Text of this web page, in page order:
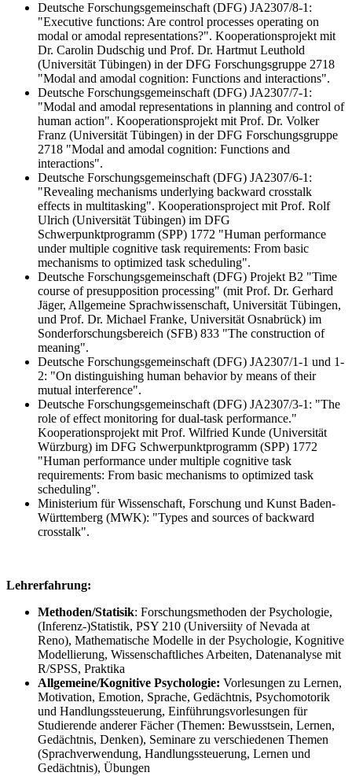
Deutsche Forschungsgemeinschaft (DFG) JA2307/8-1:
"Executive functions: Are control processes operating on
modal or amodal representations?". Kooperationsprojekt mit
Dr. Carolin Dudschig und Prof. Dr. Hartmut Leuthold
(Universität Tübingen) in der DFG Forschungsgruppe 2718
"Modal and amodal cognition: Functions and interactions".
Deutsche Forschungsgemeinschaft (DFG) JA2307/7-1:
"Modal and amodal representations in planning and control of
human action". Kooperationsprojekt mit Prof. Dr. Volker
Franz (Universität Tübingen) in der DFG Forschungsgruppe
2718 "Modal and amodal cognition: Functions and
interactions".
Deutsche Forschungsgemeinschaft (DFG) JA2307/6-1:
"Revealing mechanisms underlying backward crosstalk
effects in multitasking". Kooperationsproject mit Prof. Rolf
Ulrich (Universität Tübingen) im DFG
Schwerpunktprogramm (SPP) 1772 "Human performance
under multiple cognitive task requirements: From basic
mechanisms to optimized task scheduling".
Deutsche Forschungsgemeinschaft (DFG) Projekt B2 "Time
course of presupposition processing" (mit Prof. Dr. Gerhard
Jäger, Allgemeine Sprachwissenschaft, Universität Tübingen,
und Prof. Dr. Michael Franke, Universität Osnabrück) im
Sonderforschungsbereich (SFB) 833 "The construction of
meaning".
Deutsche Forschungsgemeinschaft (DFG) JA2307/1-1 und 1-
2: "On distinguishing human behavior by means of their
mutual interference".
Deutsche Forschungsgemeinschaft (DFG) JA2307/3-1: "The
role of effect monitoring for dual-task performance."
Kooperationsprojekt mit Prof. Wilfried Kunde (Universität
Würzburg) im DFG Schwerpunktprogramm (SPP) 1772
"Human performance under multiple cognitive task
requirements: From basic mechanisms to optimized task
scheduling".
Ministerium für Wissenschaft, Forschung und Kunst Baden-
Württemberg (MWK): "Types and sources of backward
crosstalk".
Lehrerfahrung:
Methoden/Statisik: Forschungsmethoden der Psychologie,
(Inferenz-)Statistik, PSY 210 (Universiity of Nevada at
Reno), Mathematische Modelle in der Psychologie, Kognitive
Modellierung, Wissenschaftliches Arbeiten, Datenanalyse mit
R/SPSS, Praktika
Allgemeine/Kognitive Psychologie: Vorlesungen zu Lernen,
Motivation, Emotion, Sprache, Gedächtnis, Psychomotorik
und Handlungssteuerung, Einführungsvorlesungen für
Studierende anderer Fächer (Themen: Bewusstsein, Lernen,
Gedächtnis, Denken), Seminare zu verschiedenen Themen
(Sprachverwendung, Handlungssteuerung, Lernen und
Gedächtnis), Übungen